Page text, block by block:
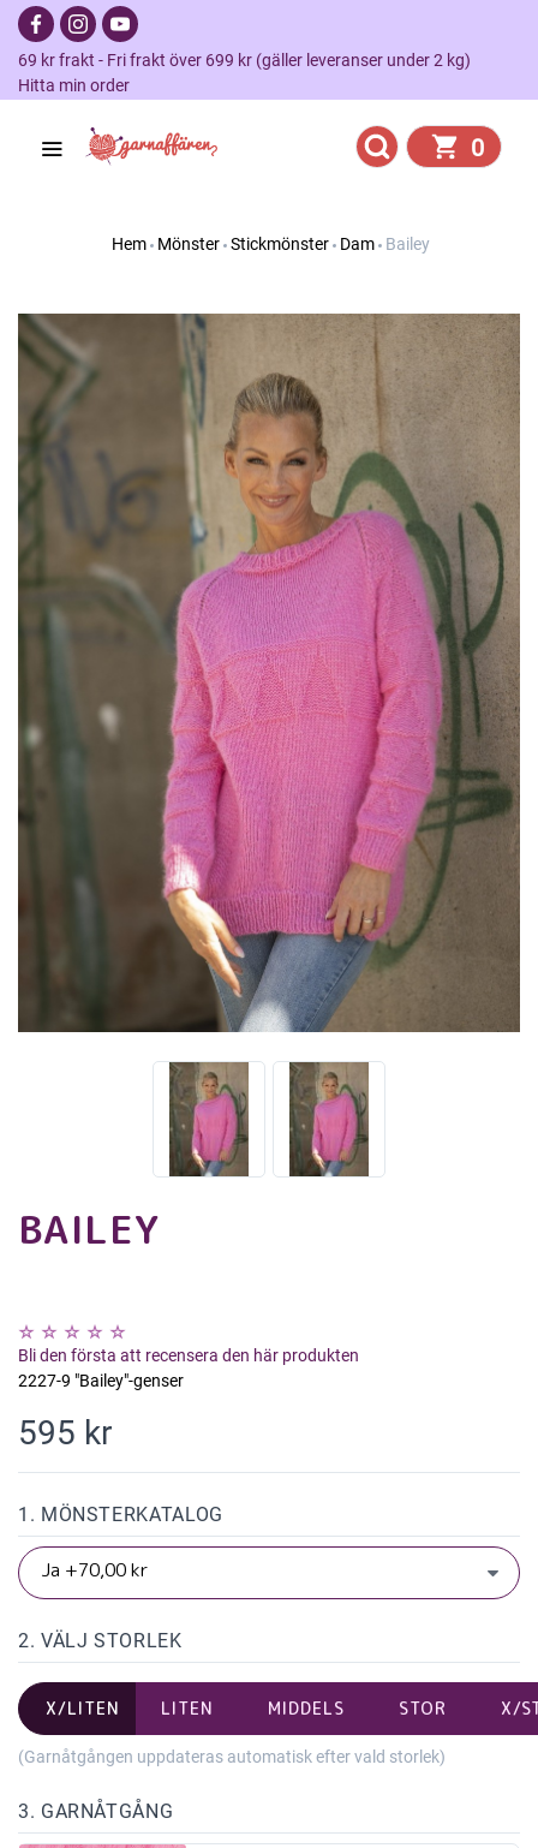
69 kr frakt - Fri frakt över 699 kr (gäller leveranser under 2 kg)
Hitta min order
0
Hem Mönster Stickmönster Dam Bailey
BAILEY
Bli den första att recensera den här produkten
2227-9 "Bailey"-genser
595 kr
1. MÖNSTERKATALOG
2. VÄLJ STORLEK
X/LITEN LITEN MIDDELS STOR X/
(Garnåtgången uppdateras automatisk efter vald storlek)
3. GARNÅTGÅNG